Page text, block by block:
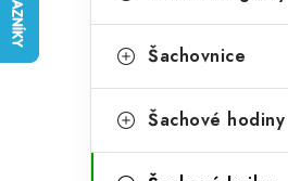
r
n
n
o
i
Šachovnice
Šachové hodiny